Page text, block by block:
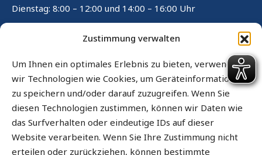
Zustimmung verwalten
Um Ihnen ein optimales Erlebnis zu bieten, verwenden
wir Technologien wie Cookies, um Geräteinformationen
zu speichern und/oder darauf zuzugreifen. Wenn Sie
diesen Technologien zustimmen, können wir Daten wie
das Surfverhalten oder eindeutige IDs auf dieser
Website verarbeiten. Wenn Sie Ihre Zustimmung nicht
erteilen oder zurückziehen, können bestimmte
Dienstag: 8:00 – 12:00 und 14:00 – 16:00 Uhr
RECHTLICHES
Kontaktformular
Impressum
Datenschutz
Cookie-Richtlinie (EU)
Sitemap